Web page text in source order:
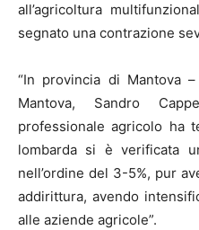
all’agricoltura
segnato una contrazione
“In provincia di Mantova
Mantova, Sandro
professionale agricolo ha
lombarda si è verificata
nell’ordine del 3-5%, pur
addirittura, avendo
alle aziende agricole”.